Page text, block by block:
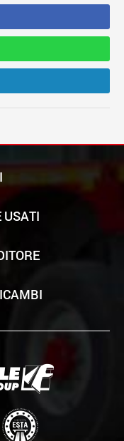
USATI